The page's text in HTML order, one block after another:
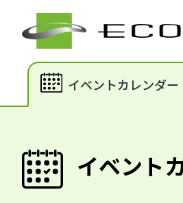
イベントカレンダー
イベント